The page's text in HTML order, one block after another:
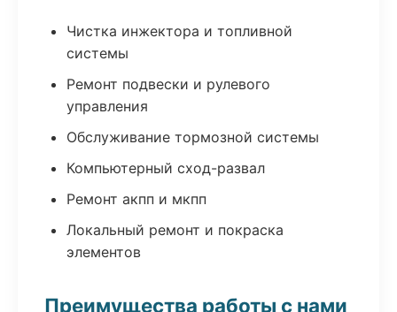
Чистка инжектора и топливной
системы
Ремонт подвески и рулевого
управления
Обслуживание тормозной системы
Компьютерный сход-развал
Ремонт акпп и мкпп
Локальный ремонт и покраска
элементов
Преимущества работы с нами